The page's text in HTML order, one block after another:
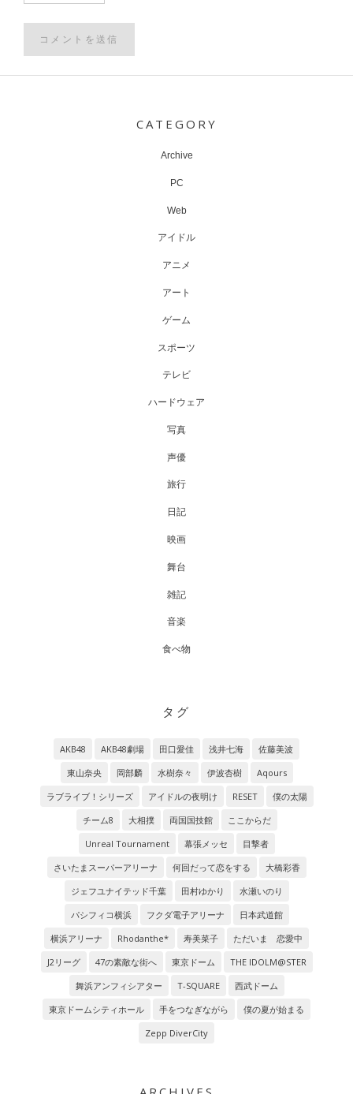
CATEGORY
Archive
PC
Web
アイドル
アニメ
アート
ゲーム
スポーツ
テレビ
ハードウェア
写真
声優
旅行
日記
映画
舞台
雑記
音楽
食べ物
タグ
AKB48 AKB48劇場 田口愛佳 浅井七海
佐藤美波
東山奈央
岡部麟 水樹奈々 伊波杏樹
Aqours
ラブライブ！シリーズ
アイドルの夜明け RESET
僕の太陽
チーム8
大相撲 両国国技館
ここからだ
Unreal Tournament
幕張メッセ
目撃者
さいたまスーパーアリーナ
何回だって恋をする
大橋彩香
ジェフユナイテッド千葉
田村ゆかり
水瀬いのり
パシフィコ横浜
フクダ電子アリーナ
日本武道館
横浜アリーナ
Rhodanthe* 寿美菜子
ただいま 恋愛中
J2リーグ
47の素敵な街へ 東京ドーム
THE IDOLM@STER
舞浜アンフィシアター
T-SQUARE
西武ドーム
東京ドームシティホール
手をつなぎながら
僕の夏が始まる
Zepp DiverCity